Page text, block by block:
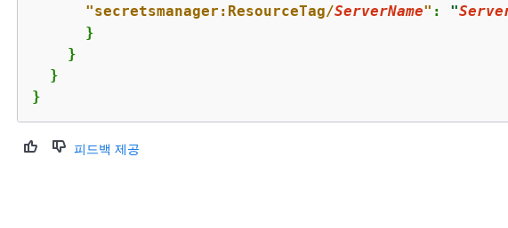
"secretsmanager:ResourceTag/ServerName" : "
      }
    }
  }
}
피드백 제공